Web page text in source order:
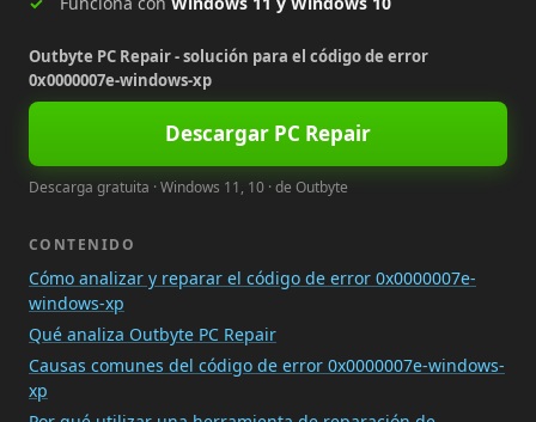
Outbyte PC Repair - solución para el código de error
0x0000007e-windows-xp
Descargar PC Repair
Descarga gratuita · Windows 11, 10 · de Outbyte
CONTENIDO
Cómo analizar y reparar el código de error 0x0000007e-
windows-xp
Qué analiza Outbyte PC Repair
Causas comunes del código de error 0x0000007e-windows-
xp